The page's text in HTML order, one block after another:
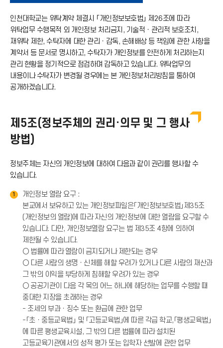
콘
운
로
드
인천대학교는 위탁계약 체결시 「개인정보보호법」 제26조에 따라
위탁업무 수행목적 외 개인정보 처리금지, 기술적ㆍ관리적 보호조치,
재위탁 제한, 수탁자에 대한 관리ㆍ감독, 손해배상 등 책임에 관한 사항을
계약서 등 문서로 명시하고, 수탁자가 개인정보를 안전하게 처리하는지
관리 현황을 정기적으로 점검하며 감독하고 있습니다. 위탁업무의
내용이나 수탁자가 변경될 경우에는 본 개인정보처리방침을 통하여
공개하겠습니다.
제5조(정보주체의 권리·의무 및 그 행사
방법)
정보주체는 자신의 개인정보에 대하여 다음과 같이 권리를 행사할 수
있습니다.
1
개인정보 열람 요구 :
본교에서 보유하고 있는 개인정보파일은「개인정보보호법」제35조
(개인정보의 열람)에 따라 자신의 개인정보에 대한 열람을 요구할 수
있습니다. 다만, 개인정보열람 요구는 법 제35조 4항에 의하여
제한될 수 있습니다.
○ 법률에 따라 열람이 금지되거나 제한되는 경우
○ 다른 사람의 생명ㆍ신체를 해할 우려가 있거나 다른 사람의 재산과
그 밖의 이익을 부당하게 침해할 우려가 있는 경우
○ 공공기관이 다음 각 목의 어느 하나에 해당하는 업무를 수행할 때
중대한 지장을 초래하는 경우
- 조세의 부과ㆍ징수 또는 환급에 관한 업무
-「초ㆍ중등교육법」 및 「고등교육법」에 따른 각급 학교,「평생교육법」
에 따른 평생교육시설, 그 밖의 다른 법률에 따라 설치된
고등교육기관에서의 성적 평가 또는 입학자 선발에 관한 업무